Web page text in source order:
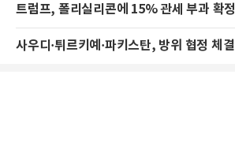
트럼프, 폴리실리콘에 15% 관세 부과 확정
사우디·튀르키예·파키스탄, 방위 협정 체결